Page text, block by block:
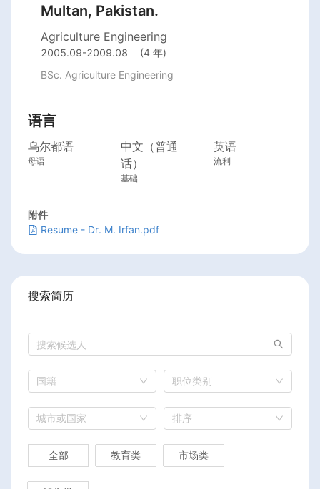
Multan, Pakistan.
Agriculture Engineering
2005.09-2009.08
(4 年)
BSc. Agriculture Engineering
语言
乌尔都语
母语
中文（普通
话）
基础
英语
流利
附件
Resume - Dr. M. Irfan.pdf
搜索简历
国籍 职位类别
城市或国家 排序
全部 教育类 市场类